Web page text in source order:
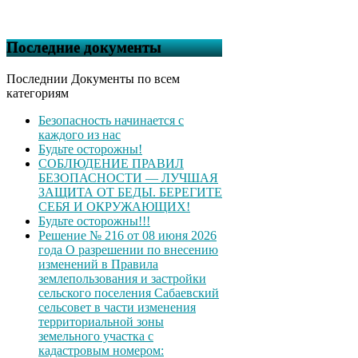
Последние документы
Последнии Документы по всем
категориям
Безопасность начинается с
каждого из нас
Будьте осторожны!
СОБЛЮДЕНИЕ ПРАВИЛ
БЕЗОПАСНОСТИ — ЛУЧШАЯ
ЗАЩИТА ОТ БЕДЫ. БЕРЕГИТЕ
СЕБЯ И ОКРУЖАЮЩИХ!
Будьте осторожны!!!
Решение № 216 от 08 июня 2026
года О разрешении по внесению
изменений в Правила
землепользования и застройки
сельского поселения Сабаевский
сельсовет в части изменения
территориальной зоны
земельного участка с
кадастровым номером: